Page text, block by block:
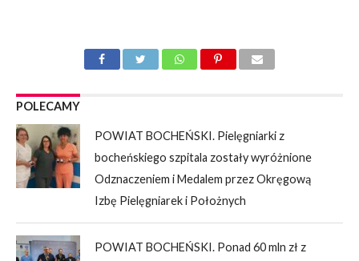
POLECAMY
POWIAT BOCHEŃSKI. Pielęgniarki z
bocheńskiego szpitala zostały wyróżnione
Odznaczeniem i Medalem przez Okręgową
Izbę Pielęgniarek i Położnych
POWIAT BOCHEŃSKI. Ponad 60 mln zł z